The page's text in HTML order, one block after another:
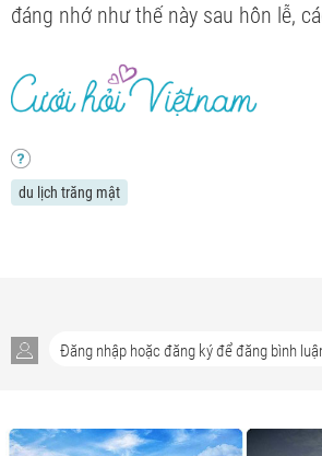
đáng nhớ như thế này sau hôn lễ,
du lịch trăng mật